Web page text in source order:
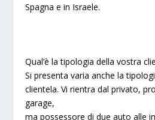
Spagna e in Israele.
Qual’è la tipologia della vostra
Si presenta varia anche la
clientela. Vi rientra dal privato,
garage,
ma possessore di due auto alle